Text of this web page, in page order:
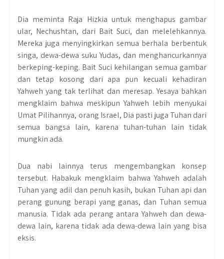
Dia meminta Raja Hizkia untuk menghapus gambar
ular, Nechushtan, dari Bait Suci, dan melelehkannya.
Mereka juga menyingkirkan semua berhala berbentuk
singa, dewa-dewa suku Yudas, dan menghancurkannya
berkeping-keping. Bait Suci kehilangan semua gambar
dan tetap kosong dari apa pun kecuali kehadiran
Yahweh yang tak terlihat dan meresap. Yesaya bahkan
mengklaim bahwa meskipun Yahweh lebih menyukai
Umat Pilihannya, orang Israel, Dia pasti juga Tuhan dari
semua bangsa lain, karena tuhan-tuhan lain tidak
mungkin ada.
Dua nabi lainnya terus mengembangkan konsep
tersebut. Habakuk mengklaim bahwa Yahweh adalah
Tuhan yang adil dan penuh kasih, bukan Tuhan api dan
perang gunung berapi yang ganas, dan Tuhan semua
manusia. Tidak ada perang antara Yahweh dan dewa-
dewa lain, karena tidak ada dewa-dewa lain yang bisa
eksis.